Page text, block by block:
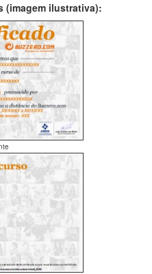
(imagem ilustrativa):